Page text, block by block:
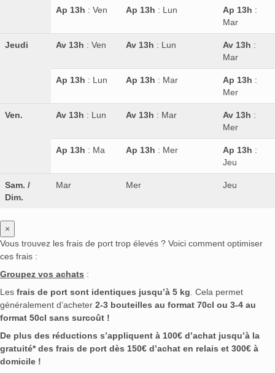
Ap 13h : Ven Ap 13h : Lun Ap 13h :
Mar
Jeudi Av 13h : Ven Av 13h : Lun Av 13h :
Mar
Ap 13h : Lun Ap 13h : Mar Ap 13h :
Mer
Ven. Av 13h : Lun Av 13h : Mar Av 13h :
Mer
Ap 13h : Ma Ap 13h : Mer Ap 13h :
Jeu
Sam. /
Dim.
Mar Mer Jeu
×
Vous trouvez les frais de port trop élevés ? Voici comment optimiser
ces frais :
Groupez vos achats :
Les frais de port sont identiques jusqu’à 5 kg . Cela permet
généralement d’acheter 2-3 bouteilles au format 70cl ou 3-4 au
format 50cl sans surcoût !
De plus des réductions s’appliquent à 100€ d’achat jusqu’à la
gratuité* des frais de port dès 150€ d’achat en relais et 300€ à
domicile !